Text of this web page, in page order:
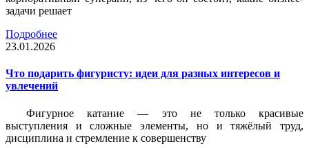
задачи решает
Подробнее
23.01.2026
Что подарить фигуристу: идеи для разных интересов и
увлечений
Фигурное катание — это не только красивые
выступления и сложные элементы, но и тяжёлый труд,
дисциплина и стремление к совершенству